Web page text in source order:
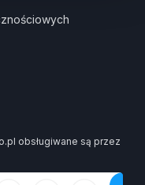
obsługiwane są przez